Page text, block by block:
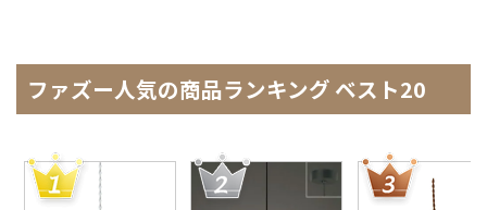
ファズー人気の商品ランキング ベスト20